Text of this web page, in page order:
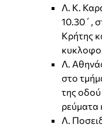
Λ. Κ.
10.30΄,
Κρήτης
Λ.
στο
της
ρεύματα
Λ.